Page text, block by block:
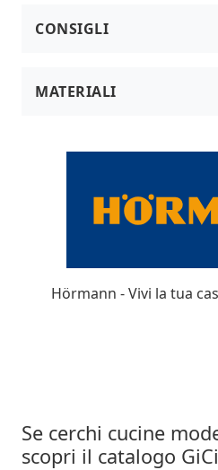
CONSIGLI
MATERIALI
Melaminico
Vetro
Hörmann - Vivi la tua
Se cerchi cucine
scopri il catalogo